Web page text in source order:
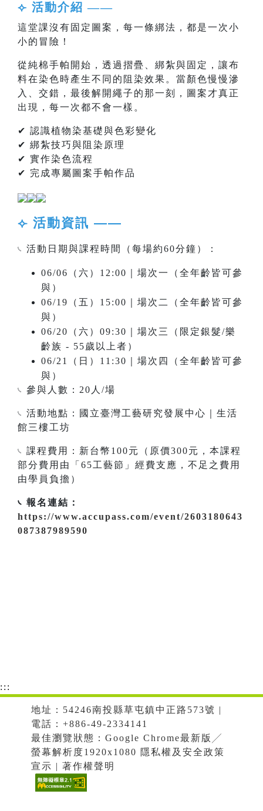
⟣ 活動介紹 ——
這堂課沒有固定圖案，每一條綁法，都是一次小
小的冒險！
從純棉手帕開始，透過摺疊、綁紮與固定，讓布
料在染色時產生不同的阻染效果。當顏色慢慢滲
入、交錯，最後解開繩子的那一刻，圖案才真正
出現，每一次都不會一樣。
✔ 認識植物染基礎與色彩變化
✔ 綁紮技巧與阻染原理
✔ 實作染色流程
✔ 完成專屬圖案手帕作品
⟣ 活動資訊 ——
𓏹 活動日期與課程時間（每場約60分鐘）：
06/06（六）12:00｜場次一（全年齡皆可參
與）
06/19（五）15:00｜場次二（全年齡皆可參
與）
06/20（六）09:30｜場次三（限定銀髮/樂
齡族 - 55歲以上者）
06/21（日）11:30｜場次四（全年齡皆可參
與）
𓏹 參與人數：20人/場
𓏹 活動地點：國立臺灣工藝研究發展中心｜生活
館三樓工坊
𓏹 課程費用：新台幣100元（原價300元，本課程
部分費用由「65工藝節」經費支應，不足之費用
由學員負擔）
𓏹 報名連結：
https://www.accupass.com/event/2603180643
087387989590
:::
地址：54246南投縣草屯鎮中正路573號 |
電話：+886-49-2334141
最佳瀏覽狀態：Google Chrome最新版╱
螢幕解析度1920x1080 隱私權及安全政策
宣示 | 著作權聲明